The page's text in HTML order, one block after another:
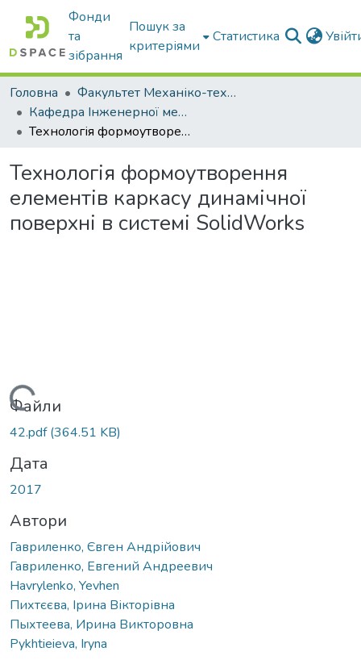
Фонди
та
зібрання
Пошук за
критеріями
Статистика
Головна
Факультет Механіко-технологічний
Кафедра Інженерної механіки та комп'ютерного проектування
Технологія формоутворення елементів каркасу динамічної поверхні в системі SolidWorks
Технологія формоутворення
елементів каркасу динамічної
поверхні в системі SolidWorks
Вантажиться...
Файли
42.pdf(364.51 KB)
Дата
2017
Автори
Гавриленко, Євген Андрійович
Гавриленко, Евгений Андреевич
Havrylenko, Yevhen
Пихтєєва, Ірина Вікторівна
Пыхтеева, Ирина Викторовна
Pykhtieieva, Iryna